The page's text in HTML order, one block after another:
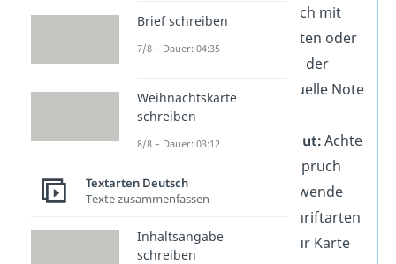
Ergänze den Spruch mit
persönlichen Worten oder
Erinnerungen, um der
Karte eine individuelle Note
zu verleihen.
Gestalte das Layout:Achte
darauf, dass der Spruch
gut lesbar ist. Verwende
ansprechende Schriftarten
und Farben, die zur Karte
Brief schreiben
7/8 – Dauer: 04:35
Weihnachtskarte
schreiben
8/8 – Dauer: 03:12
Textarten Deutsch
Texte zusammenfassen
Inhaltsangabe
schreiben